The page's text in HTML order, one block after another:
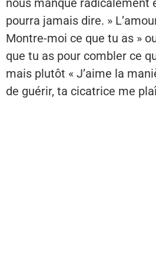
nous manque radicalement
pourra jamais dire. »
Montre-moi ce que tu as »
que tu as pour combler ce
mais plutôt « J’aime la
de guérir, ta cicatrice me